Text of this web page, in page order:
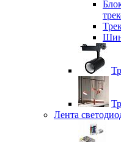
Лента